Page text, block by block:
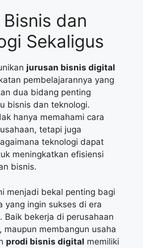
dan
Sekaligus
jurusan bisnis digital
pembelajarannya yang
dua bidang penting
bisnis dan teknologi.
hanya memahami cara
tetapi juga
teknologi dapat
meningkatkan efisiensi
bisnis.
menjadi bekal penting bagi
yang ingin sukses di era
Baik bekerja di perusahaan
maupun membangun usaha
prodi bisnis digital memiliki